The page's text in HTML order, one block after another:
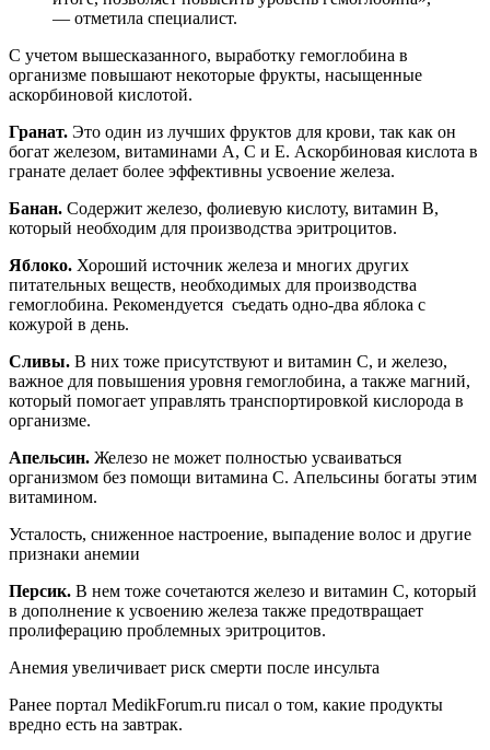
— отметила специалист.
С учетом вышесказанного, выработку гемоглобина в
организме повышают некоторые фрукты, насыщенные
аскорбиновой кислотой.
Гранат. Это один из лучших фруктов для крови, так как он
богат железом, витаминами А, С и Е. Аскорбиновая кислота в
гранате делает более эффективны усвоение железа.
Банан. Содержит железо, фолиевую кислоту, витамин B,
который необходим для производства эритроцитов.
Яблоко. Хороший источник железа и многих других
питательных веществ, необходимых для производства
гемоглобина. Рекомендуется съедать одно-два яблока с
кожурой в день.
Сливы. В них тоже присутствуют и витамин С, и железо,
важное для повышения уровня гемоглобина, а также магний,
который помогает управлять транспортировкой кислорода в
организме.
Апельсин. Железо не может полностью усваиваться
организмом без помощи витамина С. Апельсины богаты этим
витамином.
Усталость, сниженное настроение, выпадение волос и другие
признаки анемии
Персик. В нем тоже сочетаются железо и витамин С, который
в дополнение к усвоению железа также предотвращает
пролиферацию проблемных эритроцитов.
Анемия увеличивает риск смерти после инсульта
Ранее портал MedikForum.ru писал о том, какие продукты
вредно есть на завтрак.